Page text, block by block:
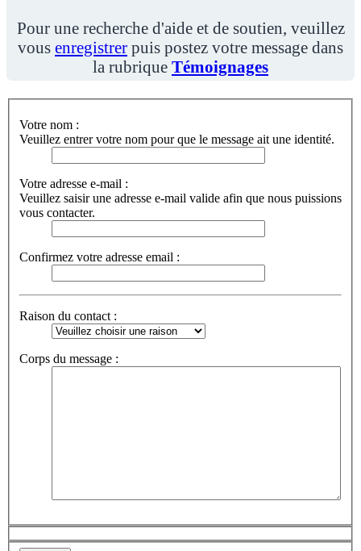
Pour une recherche d'aide et de soutien, veuillez
vous enregistrer puis postez votre message dans
la rubrique Témoignages
Votre nom :
Veuillez entrer votre nom pour que le message ait une identité.
Votre adresse e-mail :
Veuillez saisir une adresse e-mail valide afin que nous puissions
vous contacter.
Confirmez votre adresse email :
Raison du contact :
Corps du message :